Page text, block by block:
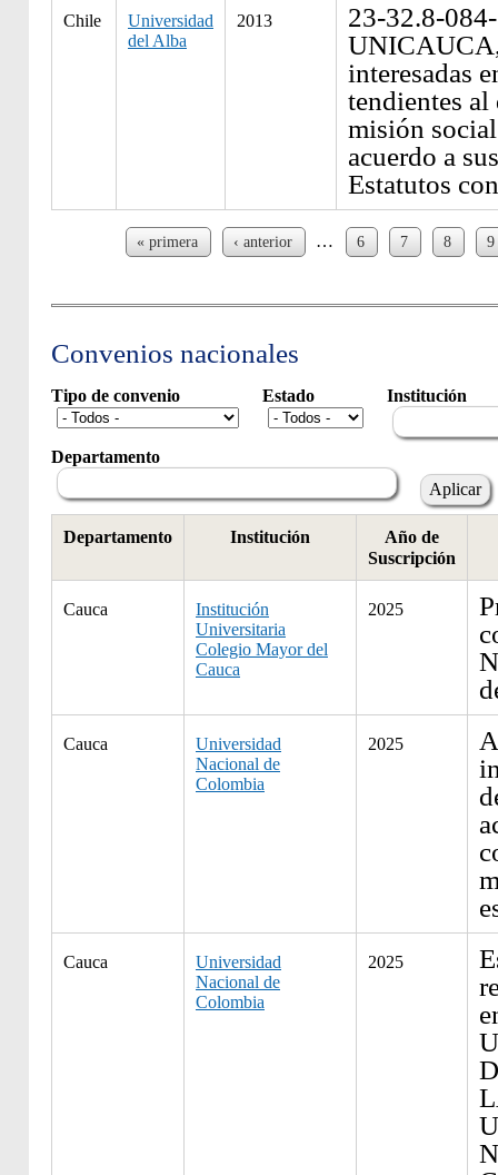
Chile
Universidad
del Alba
2013
23-32.8-
interesadas
tendientes al
misión
acuerdo a
Estatutos
Páginas
« primera ‹ anterior … 6 7 8 9
Convenios nacionales
Tipo de convenio Estado Institución
Departamento
Departamento Institución
Año de
Suscripción
Cauca
Institución
Universitaria
Colegio Mayor del
Cauca
2025
Cauca
Universidad
Nacional de
Colombia
2025
Cauca
Universidad
Nacional de
Colombia
2025